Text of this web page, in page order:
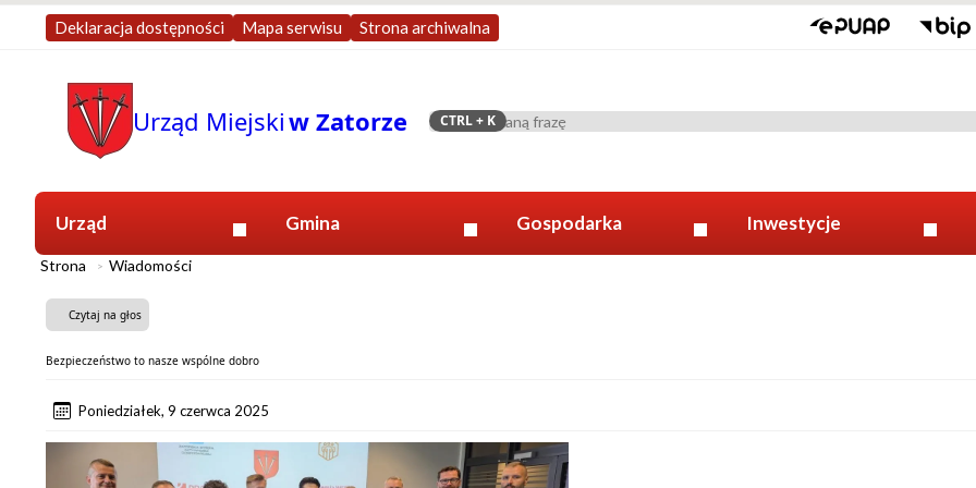
Deklaracja dostępności Mapa serwisu Strona archiwalna
Urząd Miejskiw Zatorze Szukaj
CTRL+ K
Urząd Gmina Gospodarka Inwestycje
Strona Wiadomości
Czytaj na głos
Bezpieczeństwo to nasze wspólne dobro
Poniedziałek, 9 czerwca 2025